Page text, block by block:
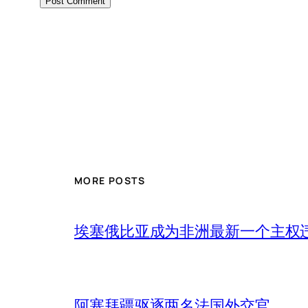
MORE POSTS
埃塞俄比亚成为非洲最新一个主权